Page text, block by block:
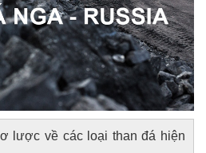
lược về các loại than đá hiện